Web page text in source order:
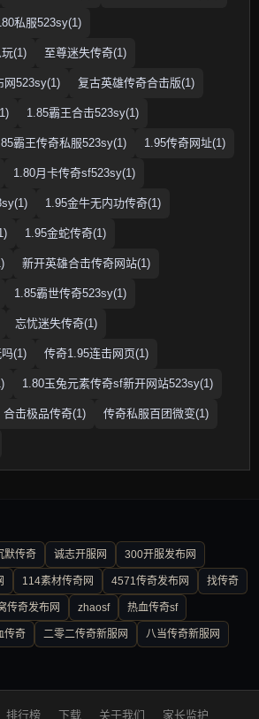
私服523sy(1)
(1) 至尊迷失传奇(1)
网523sy(1) 复古英雄传奇合击版(1)
1.85霸王合击523sy(1)
霸王传奇私服523sy(1) 1.95传奇网址(1)
1.80月卡传奇sf523sy(1)
1.95金牛无内功传奇(1)
1.95金蛇传奇(1)
新开英雄合击传奇网站(1)
1.85霸世传奇523sy(1)
忘忧迷失传奇(1)
(1) 传奇1.95连击网页(1)
1.80玉兔元素传奇sf新开网站523sy(1)
合击极品传奇(1) 传奇私服百团微变(1)
默传奇 诚志开服网 300开服发布网
114素材传奇网 4571传奇发布网 找传奇
传奇发布网 zhaosf 热血传奇sf
传奇 二零二传奇新服网 八当传奇新服网
排行榜 下载 关于我们 家长监护